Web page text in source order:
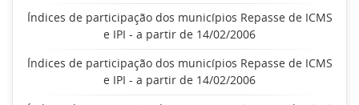
Índices de participação dos municípios Repasse de ICMS
e IPI - a partir de 14/02/2006
Índices de participação dos municípios Repasse de ICMS
e IPI - a partir de 14/02/2006